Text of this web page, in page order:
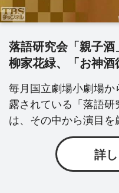
落語研究会「親子酒
柳家花緑、「お神
毎月国立劇場小劇場
露されている「落語
は、その中から演目を
詳